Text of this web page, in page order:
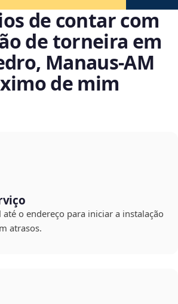
de contar com
de torneira em
Manaus‑AM
de mim
o endereço para iniciar a instalação
atrasos.